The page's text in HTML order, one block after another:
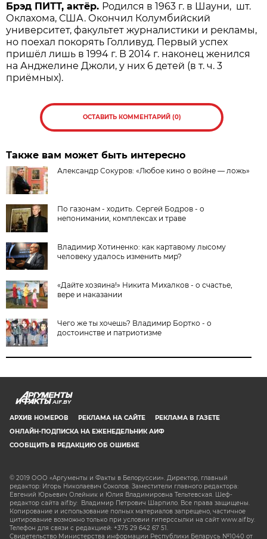
Брэд ПИТТ, актёр. Родился в 1963 г. в Шауни, шт.
Оклахома, США. Окончил Колумбийский
университет, факультет журналистики и рекламы,
но поехал покорять Голливуд. Первый успех
пришёл лишь в 1994 г. В 2014 г. наконец женился
на Анджелине Джоли, у них 6 детей (в т. ч. 3
приёмных).
ОСТАВИТЬ КОММЕНТАРИЙ (0)
Также вам может быть интересно
Александр Сокуров: «Любое кино о войне — ложь»
По газонам - ходить. Сергей Бодров - о
непонимании, комплексах и траве
Владимир Хотиненко: как картавому лысому
человеку удалось изменить мир?
«Дайте хозяина!» Никита Михалков - о счастье,
вере и наказании
Чего же ты хочешь? Владимир Бортко - о
достоинстве и патриотизме
AIF.BY
АРХИВ НОМЕРОВ РЕКЛАМА НА САЙТЕ
РЕКЛАМА В ГАЗЕТЕ
ОНЛАЙН-ПОДПИСКА НА ЕЖЕНЕДЕЛЬНИК АИФ
СООБЩИТЬ В РЕДАКЦИЮ ОБ ОШИБКЕ
© 2019 ООО «Аргументы и Факты в Белоруссии». Директор, главный
редактор: Игорь Николаевич Соколов. Заместители главного редактора:
Евгений Юрьевич Олейник и Юлия Владимировна Тельтевская. Шеф-
редактор сайта aif.by: Владимир Петрович Шарпило. Все права защищены.
Копирование и использование полных материалов запрещено, частичное
цитирование возможно только при условии гиперссылки на сайт www.aif.by.
Телефон для связи с редакцией: +375 29 642 67 51.
Свидетельство Министерства информации Республики Беларусь №1040 от